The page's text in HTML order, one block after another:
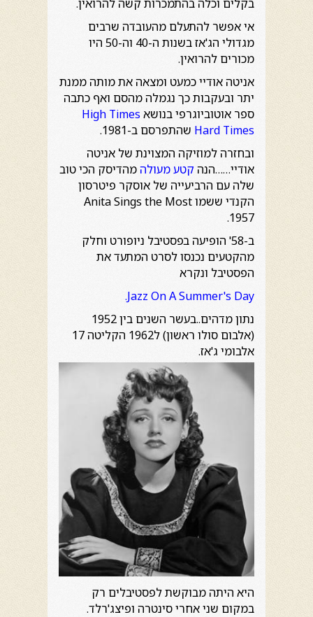
בקלים וכלה בהתמכרות קשה להרואין.
אי אפשר להתעלם מהעובדה שרבים
מגדולי הג'אז בשנות ה-40 וה-50 היו
מכורים להרואין.
אניטה אודיי כמעט ומצאה את מותה ממנת
יתר ובעקבות כך נגמלה מהסם ואף כתבה
ספר אוטוביוגרפי בנושאHigh Times
Hard Times שהתפרסם ב-1981.
ובחזרה למוזיקה המצוינת של אניטה
אודיי……הנה קטע מעולהמהדיסק הכי טוב
שלה עם הרביעייה של אוסקר פיטרסון
הקנדי ששמו Anita Sings the Most
1957.
ב-58' הופיעה בפסטיבל ניופורט וחלק
מהקטעים נכנסו לסרט המתעד את
הפסטיבל ונקרא
Jazz On A Summer's Day.
נתון מדהים..בעשר השנים בין 1952
(אלבום סולו ראשון) ל1962 הקליטה 17
אלבומי ג'אז.
היא היתה מבוקשת לפסטיבלים רק
במקום שני אחרי סינטרה ופיצג'רלד.